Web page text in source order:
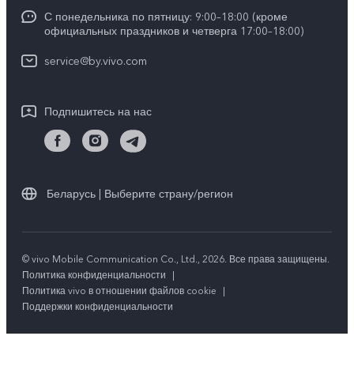
Y17s
Y18
Funtouch OS
IMEI аутентификация
Инструкции по гарантии vivo
Карьера в vivo
Юридическая информация
Центр конфиденциальности vivo
Стабильность
С понедельника по пятницу: 9:00–18:00 (кроме
официальных праздников и четверга 17:00–18:00)
service@by.vivo.com
Подпишитесь на нас
Беларусь | Выберите страну/регион
© vivo Mobile Communication Co., Ltd., 2026. Все права защищены.
Политика конфиденциальности
|
Политика vivo в отношении файлов cookie
|
Поддержки конфиденциальности